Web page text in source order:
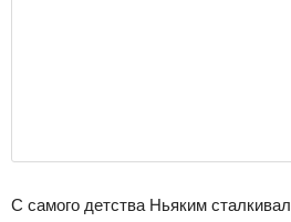
С самого детства Ньяким